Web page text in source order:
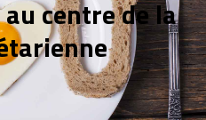
centre de la